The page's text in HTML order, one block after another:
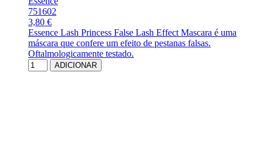
751602
3,80 €
Essence Lash Princess False Lash Effect Mascara é uma
máscara que confere um efeito de pestanas falsas.
Oftalmologicamente testado.
ADICIONAR